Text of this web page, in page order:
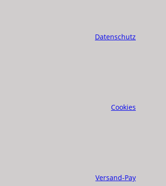
Datenschutz
Cookies
Versand-Pay